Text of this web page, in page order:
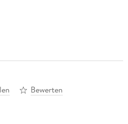
Bewerten